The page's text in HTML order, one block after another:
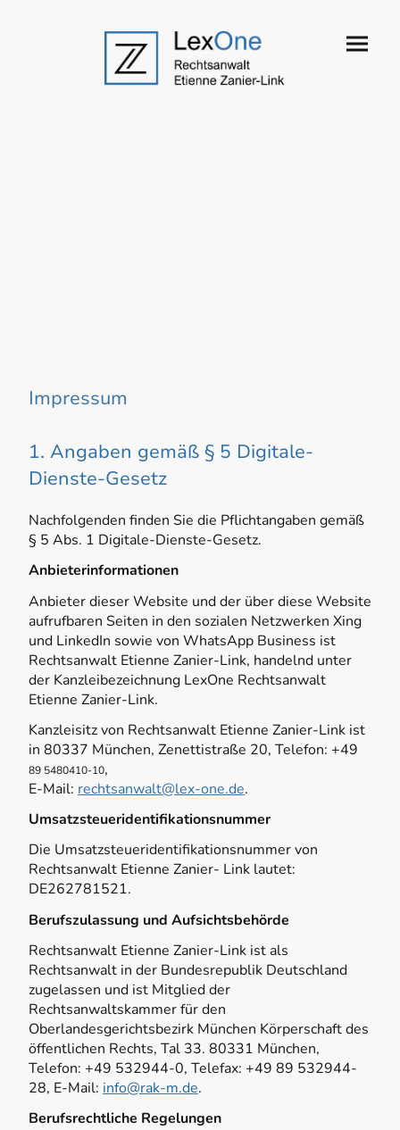
Impressum
1. Angaben gemäß § 5 Digitale-
Dienste-Gesetz
Nachfolgenden finden Sie die Pflichtangaben gemäß
§ 5 Abs. 1 Digitale-Dienste-Gesetz.
Anbieterinformationen
Anbieter dieser Website und der über diese Website
aufrufbaren Seiten in den sozialen Netzwerken Xing
und LinkedIn sowie von WhatsApp Business ist
Rechtsanwalt Etienne Zanier-Link, handelnd unter
der Kanzleibezeichnung LexOne Rechtsanwalt
Etienne Zanier-Link.
Kanzleisitz von Rechtsanwalt Etienne Zanier-Link ist
in 80337 München, Zenettistraße 20, Telefon: +49
89 5480410-10,
E-Mail: rechtsanwalt@lex-one.de.
Umsatzsteueridentifikationsnummer
Die Umsatzsteueridentifikationsnummer von
Rechtsanwalt Etienne Zanier- Link lautet:
DE262781521.
Berufszulassung und Aufsichtsbehörde
Rechtsanwalt Etienne Zanier-Link ist als
Rechtsanwalt in der Bundesrepublik Deutschland
zugelassen und ist Mitglied der
Rechtsanwaltskammer für den
Oberlandesgerichtsbezirk München Körperschaft des
öffentlichen Rechts, Tal 33. 80331 München,
Telefon: +49 532944-0, Telefax: +49 89 532944-
28, E-Mail: info@rak-m.de.
Berufsrechtliche Regelungen